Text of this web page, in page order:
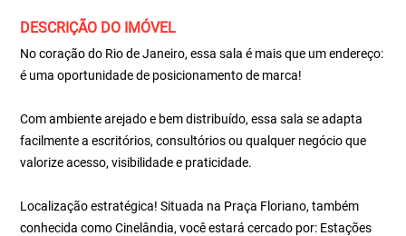
DESCRIÇÃO DO IMÓVEL
No coração do Rio de Janeiro, essa sala é mais que um endereço:
é uma oportunidade de posicionamento de marca!
Com ambiente arejado e bem distribuído, essa sala se adapta
facilmente a escritórios, consultórios ou qualquer negócio que
valorize acesso, visibilidade e praticidade.
Localização estratégica! Situada na Praça Floriano, também
conhecida como Cinelândia, você estará cercado por: Estações